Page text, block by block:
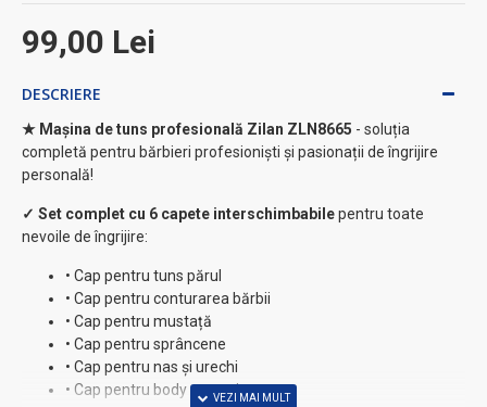
99,00 Lei
DESCRIERE
★ Mașina de tuns profesională Zilan ZLN8665 - soluția
completă pentru bărbieri profesioniști și pasionații de îngrijire
personală!
✓ Set complet cu 6 capete interschimbabilepentru toate
nevoile de îngrijire:
• Cap pentru tuns părul
• Cap pentru conturarea bărbii
• Cap pentru mustață
• Cap pentru sprâncene
• Cap pentru nas și urechi
• Cap pentru body grooming